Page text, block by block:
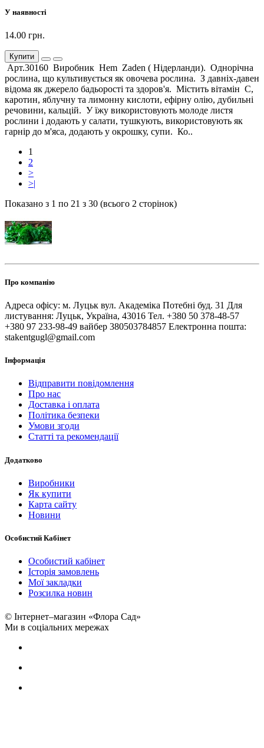
У наявності
14.00 грн.
Купити
Арт.30160 Виробник Hem Zaden ( Нідерланди). Однорічна
рослина, що культивується як овочева рослина. З давніх-давен
відома як джерело бадьорості та здоров'я. Містить вітамін С,
каротин, яблучну та лимонну кислоти, ефірну олію, дубильні
речовини, кальцій. У їжу використовують молоде листя
рослини і додають у салати, тушкують, використовують як
гарнір до м'яса, додають у окрошку, супи. Ко..
1
2
>
>|
Показано з 1 по 21 з 30 (всього 2 сторінок)
Про компанію
Адреса офісу: м. Луцьк вул. Академіка Потебні буд. 31 Для
листування: Луцьк, Україна, 43016 Тел. +380 50 378-48-57
+380 97 233-98-49 вайбер 380503784857 Електронна пошта:
stakentgugl@gmail.com
Інформація
Відправити повідомлення
Про нас
Доставка і оплата
Політика безпеки
Умови згоди
Статті та рекомендації
Додатково
Виробники
Як купити
Карта сайту
Новини
Особистий Кабінет
Особистий кабінет
Історія замовлень
Мої закладки
Розсилка новин
© Інтернет–магазин «Флора Сад»
Ми в соціальних мережах